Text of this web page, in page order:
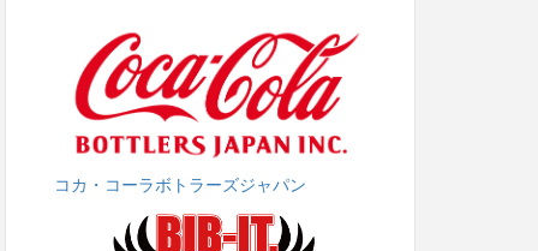
コカ・コーラボトラーズジャパン